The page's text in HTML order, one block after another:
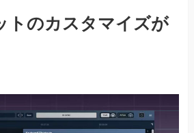
トのカスタマイズが